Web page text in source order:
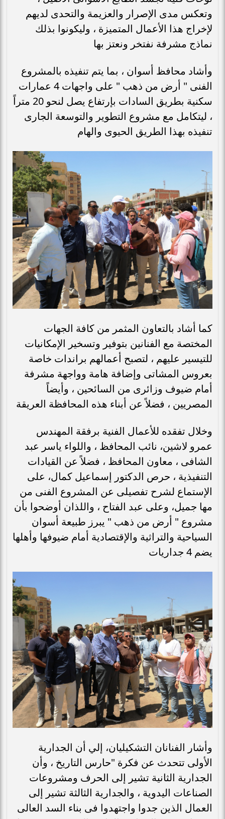
وتعكس مدى الإصرار والعزيمة والتحدى لديهم
لإخراج هذا الأعمال المتميزة ، وليكونوا بذلك
نماذج مشرفة نفتخر ونعتز بها
وأشاد محافظ أسوان ، بما يتم تنفيذه بالمشروع
الفنى " أرض من ذهب " على واجهات 4 عمارات
سكنية بطريق السادات بإرتفاع يصل لنحو 20 متراً
، ليتكامل مع مشروع التطوير والتوسعة الجارى
تنفيذه بهذا الطريق الحيوى والهام
كما أشاد بالتعاون المثمر من كافة الجهات
المختصة مع الفنانين بتوفير وتسخير الإمكانيات
للتيسير عليهم ، لتصبح أعمالهم براندات خاصة
بعروس المشاتى وإضافة هامة وواجهة مشرفة
أمام ضيوف وزائرى من السائحين ، وأيضاً
المصريين ، فضلاً عن أبناء هذه المحافظة العريقة
وخلال تفقده للأعمال الفنية برفقة المهندس
عمرو لاشين، نائب المحافظ ، واللواء ياسر عبد
الشافى ، معاون المحافظ ، فضلاً عن القيادات
التنفيذية ، حرص الدكتور إسماعيل كمال، على
الإستماع لشرح تفصيلى عن المشروع الفنى من
مها جميل، وعلى عبد الفتاح ، واللذان أوضحوا بأن
مشروع " أرض من ذهب " يبرز طبيعة أسوان
السياحية والتراثية والإقتصادية أمام ضيوفها وأهلها
يضم 4 جداريات
وأشار الفنانان التشكيليان، إلي أن الجدارية
الأولى تتحدث عن فكرة "حارس التاريخ ، وأن
الجدارية الثانية تشير إلى الحرف ومشروعات
الصناعات اليدوية ، والجدارية الثالثة تشير إلى
العمال الذين جدوا واجتهدوا فى بناء السد العالى